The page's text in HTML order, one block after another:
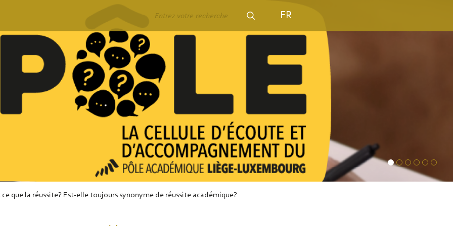
FR
ce que la réussite? Est-elle toujours synonyme de réussite académique?